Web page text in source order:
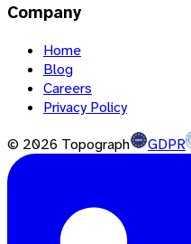
Company
Home
Blog
Careers
Privacy Policy
© 2026 Topograph GDPR